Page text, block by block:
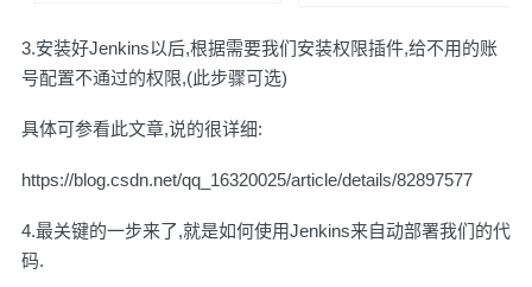
3.安装好Jenkins以后,根据需要我们安装权限插件,给不用的账
号配置不通过的权限,(此步骤可选)
具体可参看此文章,说的很详细:
https://blog.csdn.net/qq_16320025/article/details/82897577
4.最关键的一步来了,就是如何使用Jenkins来自动部署我们的代
码.